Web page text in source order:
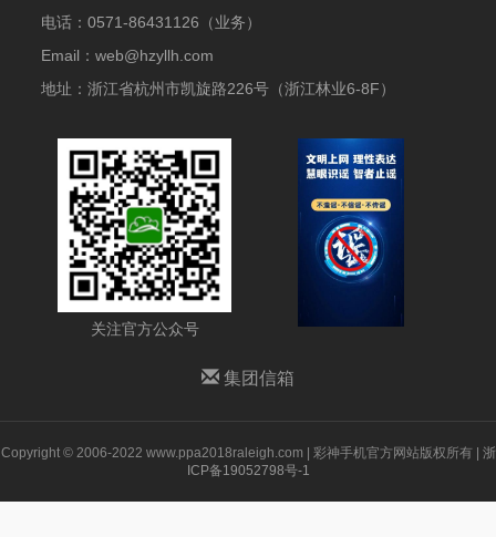
电话：0571-86431126（业务）
Email：web@hzyllh.com
地址：浙江省杭州市凯旋路226号（浙江林业6-8F）
关注官方公众号
集团信箱
Copyright © 2006-2022 www.ppa2018raleigh.com | 彩神手机官方网站版权所有 | 浙
ICP备19052798号-1